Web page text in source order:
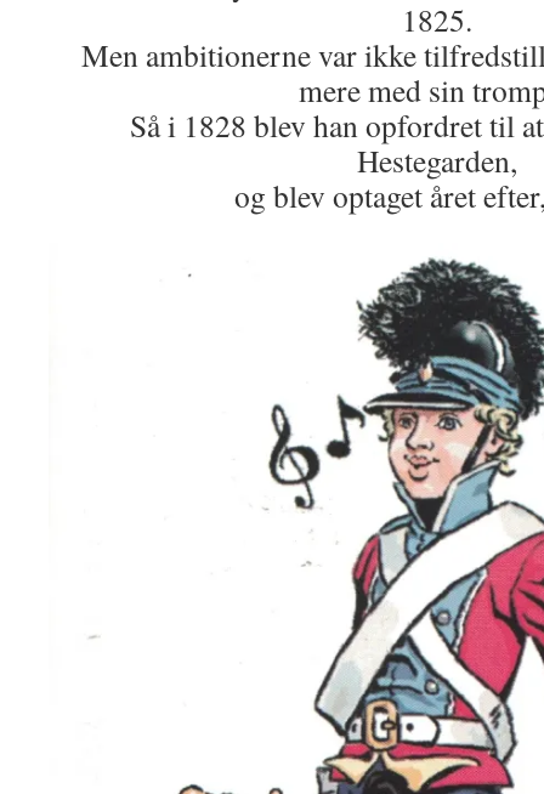
1825.
Men ambitionerne var ikke
mere med sin
Så i 1828 blev han opfordret til
Hestegarden,
og blev optaget året